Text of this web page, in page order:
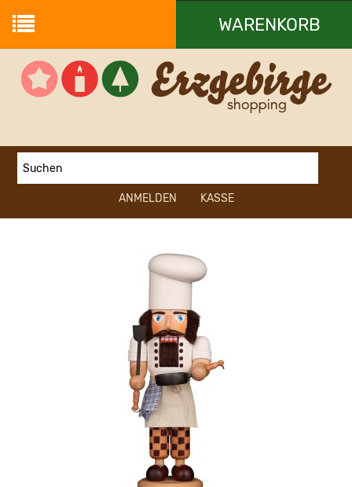
WARENKORB
Ihr Warenkorb ist leer.
ANMELDEN KASSE